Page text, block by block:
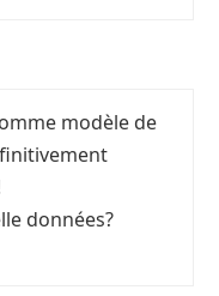
modèle de
données?